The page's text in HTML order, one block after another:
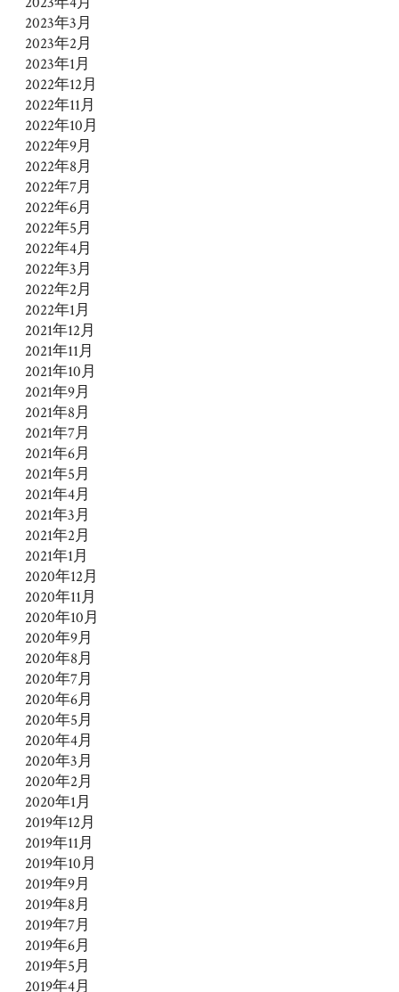
2023年3月
2023年2月
2023年1月
2022年12月
2022年11月
2022年10月
2022年9月
2022年8月
2022年7月
2022年6月
2022年5月
2022年4月
2022年3月
2022年2月
2022年1月
2021年12月
2021年11月
2021年10月
2021年9月
2021年8月
2021年7月
2021年6月
2021年5月
2021年4月
2021年3月
2021年2月
2021年1月
2020年12月
2020年11月
2020年10月
2020年9月
2020年8月
2020年7月
2020年6月
2020年5月
2020年4月
2020年3月
2020年2月
2020年1月
2019年12月
2019年11月
2019年10月
2019年9月
2019年8月
2019年7月
2019年6月
2019年5月
2019年4月